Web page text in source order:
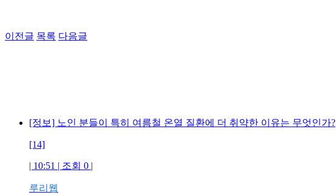
이전글 목록 다음글
[정보] 노인 분들이 특히 여름철 온열 질환에 더 취약한 이유는 무엇인가?
[14]
| 10:51 | 조회 0 |
루리웹